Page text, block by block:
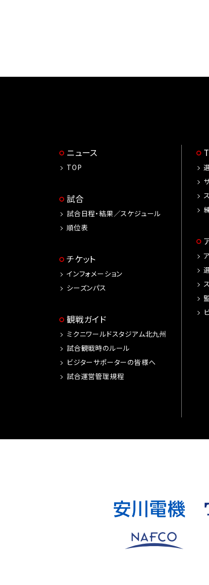
ニュース
TOP
試合
試合日程・結果／スケジュール
順位表
チケット
インフォメーション
シーズンパス
観戦ガイド
ミクニワールドスタジアム北九州
試合観戦時のルール
ビジターサポーターの皆様へ
試合運営管理規程